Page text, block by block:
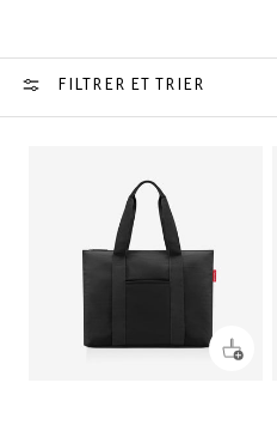
FILTRER ET TRIER